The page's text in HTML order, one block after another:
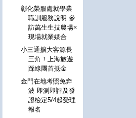
彰化榮服處就學業
職訓服務說明 參
訪萬生生技農場×
現場就業媒合
小三通擴大客源長
三角！上海旅遊
踩線團首抵金
金門在地考照免奔
波 即測即評及發
證檢定5/4起受理
報名